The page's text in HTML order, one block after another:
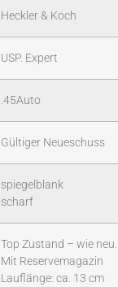
Heckler & Koch
USP. Expert
.45Auto
Gültiger Neueschuss
spiegelblank
scharf
Top Zustand – wie
Mit Reservemagazin
Lauflänge: ca. 13 cm